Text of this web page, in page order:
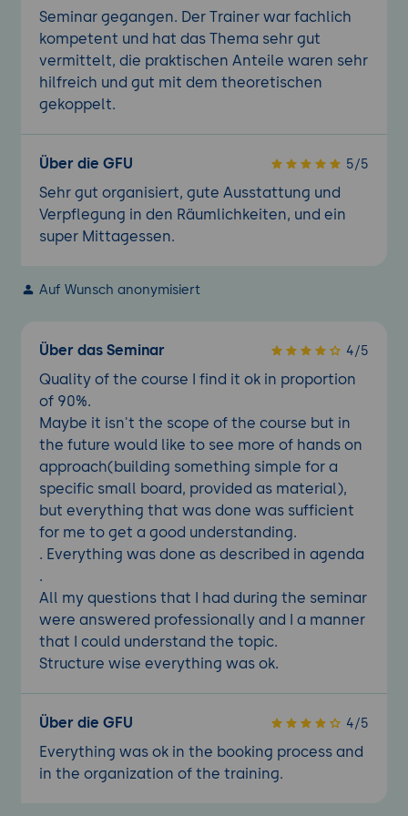
Yocto-Konfigurationen.
Nutzung von Skripten und
Automatisierungstools:
Automatisierung von Routineaufgaben
und Build-Prozessen.
Erweiterte Automatisierungstechniken:
Nutzung von Python-Skripten, Jenkins
Yocto Projects.
Analyse und Optimierung von Yocto-Builds
Überwachung der Build-Leistung:
Performance.
Fehlersuche und Debugging: Techniken
zur Analyse und Behebung von
Problemen in Yocto-Builds.
Optimierung der Build-Infrastruktur:
Strategien zur Verkürzung der Build-
Zeiten und zur Ressourcennutzung.
Praxisübung 2: Erweiterte Yocto-
Implementierung und -Optimierung
Techniken zur Entwicklung und
Optimierung erweiterter Yocto-Builds.
Projektbeschreibung: Teilnehmer
entwickeln eine umfassende Yocto-
Konfigurations- und
Optimierungstechniken.
Anforderungen: Nutzung der
Seminar gegangen. Der Trainer war fachlich
kompetent und hat das Thema sehr gut
vermittelt, die praktischen Anteile waren sehr
hilfreich und gut mit dem theoretischen
gekoppelt.
Über die GFU 5/5
Sehr gut organisiert, gute Ausstattung und
Verpflegung in den Räumlichkeiten, und ein
super Mittagessen.
Auf Wunsch anonymisiert
Über das Seminar 4/5
Quality of the course I find it ok in proportion
of 90%.
Maybe it isn't the scope of the course but in
the future would like to see more of hands on
approach(building something simple for a
specific small board, provided as material),
but everything that was done was sufficient
for me to get a good understanding.
. Everything was done as described in agenda
.
All my questions that I had during the seminar
were answered professionally and I a manner
that I could understand the topic.
Structure wise everything was ok.
Über die GFU 4/5
Everything was ok in the booking process and
in the organization of the training.